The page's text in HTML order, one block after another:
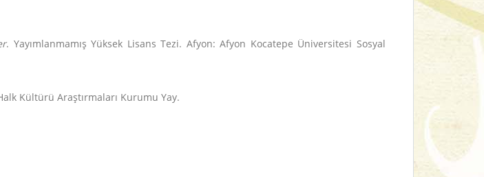
. Yayımlanmamış Yüksek Lisans Tezi. Afyon: Afyon Kocatepe Üniversitesi Sosyal
Kültürü Araştırmaları Kurumu Yay.